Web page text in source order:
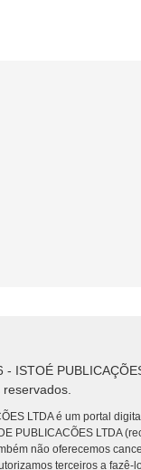
ISTOÉ
LTDA é um portal
PUBLICACÕES LTDA
não oferecemos
terceiros a